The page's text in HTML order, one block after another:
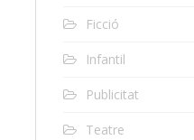
Ficció
Infantil
Publicitat
Teatre